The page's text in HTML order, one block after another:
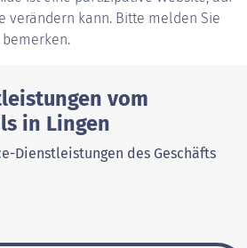
verändern kann. Bitte melden Sie
bemerken.
vom
in Lingen
Dienstleistungen des Geschäfts